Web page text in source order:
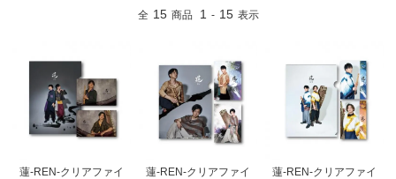
全 15 商品 1 - 15 表示
蓮-REN-クリアファイ
蓮-REN-クリアファイ
蓮-REN-クリアファイ